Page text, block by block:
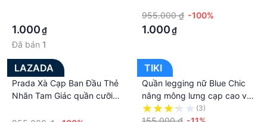
Nữ Quần Ống Rộng Ống
Đứng Thường Ngày
1.000₫
Đã bán 1
Năm Điểm Yoga Đáy quần
đùi bó Phụ Nữ
955.000 ₫ -100%
1.000₫
LAZADA
Prada Xà Cạp Ban Đầu Thẻ
Nhãn Tam Giác quần cưỡi
TIKI
Quần legging nữ Blue Chic
nâng mông lưng cạp cao vải
thun dày dặn đùi ngố lửng
(3)